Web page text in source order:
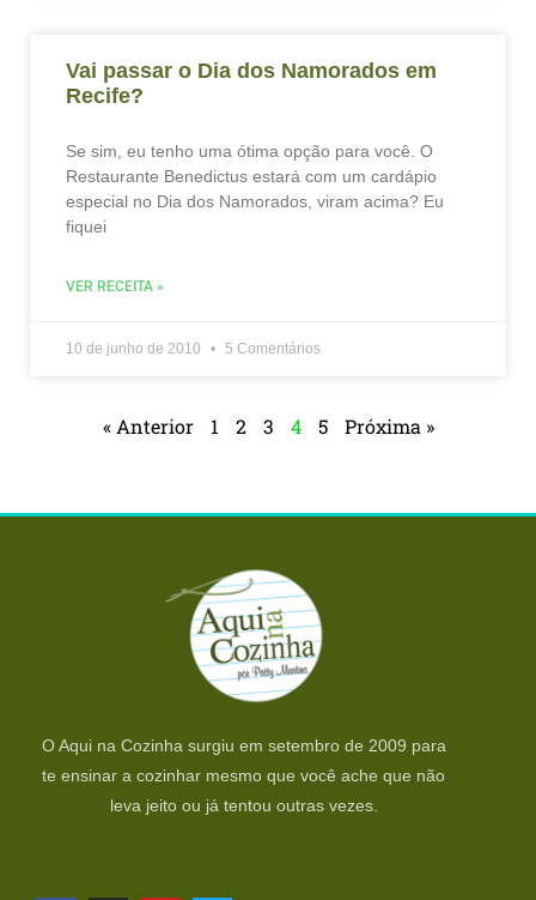
Vai passar o Dia dos Namorados em
Recife?
Se sim, eu tenho uma ótima opção para você. O
Restaurante Benedictus estará com um cardápio
especial no Dia dos Namorados, viram acima? Eu
fiquei
VER RECEITA »
10 de junho de 2010 5 Comentários
« Anterior 1 2 3 4 5 Próxima »
O Aqui na Cozinha surgiu em setembro de 2009 para
te ensinar a cozinhar mesmo que você ache que não
leva jeito ou já tentou outras vezes.